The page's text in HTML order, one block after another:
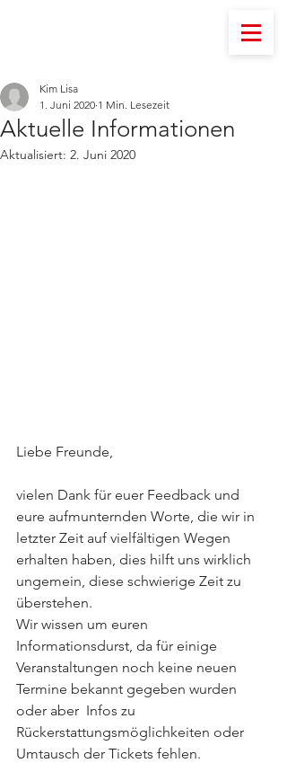
Aktuelle Informationen
Kim Lisa
1. Juni 2020 1 Min. Lesezeit
Aktualisiert: 2. Juni 2020
Liebe Freunde,
vielen Dank für euer Feedback und
eure aufmunternden Worte, die wir in
letzter Zeit auf vielfältigen Wegen
erhalten haben, dies hilft uns wirklich
ungemein, diese schwierige Zeit zu
überstehen.
Wir wissen um euren
Informationsdurst, da für einige
Veranstaltungen noch keine neuen
Termine bekannt gegeben wurden
oder aber  Infos zu
Rückerstattungsmöglichkeiten oder
Umtausch der Tickets fehlen.